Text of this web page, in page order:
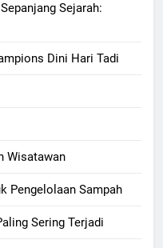
Sejarah:
Dini Hari Tadi
Wisatawan
Pengelolaan Sampah
Sering Terjadi